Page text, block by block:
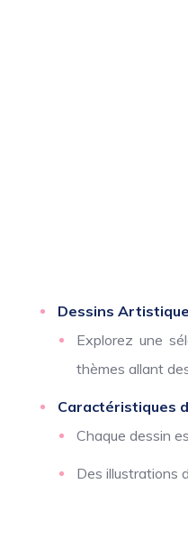
Dessins
Explorez une
thèmes allant
Caractéristiques
Chaque dessin
Des illustrations